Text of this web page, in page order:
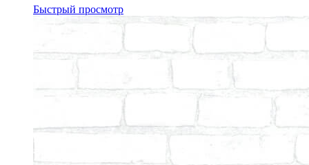
Быстрый просмотр